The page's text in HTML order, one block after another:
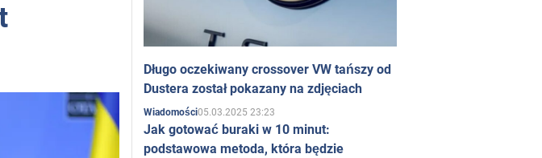
Długo oczekiwany crossover VW tańszy od
Dustera został pokazany na zdjęciach
Wiadomości05.03.2025 23:23
Jak gotować buraki w 10 minut:
podstawowa metoda, która będzie